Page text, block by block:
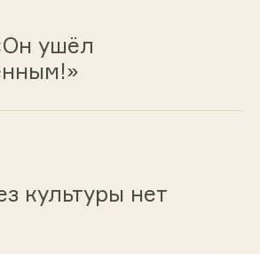
ушёл
культуры нет